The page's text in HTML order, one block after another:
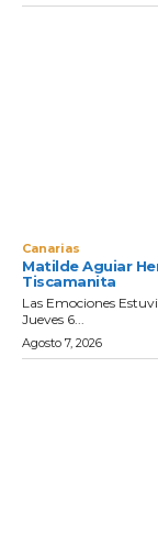
Canarias
Matilde Aguiar
Tiscamanita
Las Emociones
Jueves 6...
Agosto 7, 2026